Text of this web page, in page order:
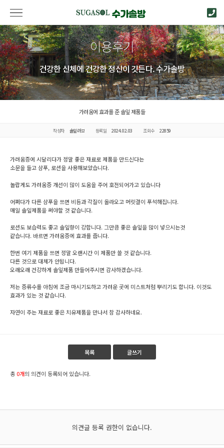
이용후기
건강한 신체에 건강한 정신이 깃든다. 수가솔방
가려움에 효과를 준 솔잎 제품들
작성자 솔잎러브 등록일 2024.02.03 조회수 22859
가려움증에 시달리다가 정말 좋은 재료로 제품을 만드신다는
소문을 들고 샴푸, 로션을 사용해보았습니다.
놀랍게도 가려움증 개선이 많이 도움을 주어 호전되어가고 있습니다
어쩌다가 다른 샴푸을 쓰면 비듬과 각질이 올라오고 머릿결이 푸석해집니다.
매일 솔잎제품을 써야할 것 같습니다.
로션도 보습력도 좋고 솔잎향이 강합니다. 그만큼 좋은 솔잎을 많이 넣으시는것
같습니다. 바르면 가려움증에 효과를 줍니다.
한번 여기 제품을 쓰면 정말 오랜시간 이 제품만 쓸 것 같습니다.
다른 것으로 대체가 안됩니다.
오래오래 건강하게 솔잎제품 만들어주시면 감사하겠습니다.
저는 증류수를 아침에 조금 마시기도하고 가려운 곳에 미스트처럼 뿌리기도 합니다. 이것도
효과가 있는 것 같습니다.
자연이 주는 재료로 좋은 치유제품을 만나서 참 감사하네요.
목록 글쓰기
총 0개의 의견이 등록되어 있습니다.
의견글 등록 권한이 없습니다.